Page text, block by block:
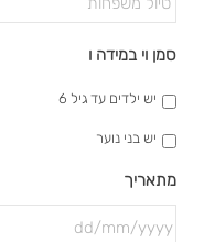
סמן וי במידה ו
יש ילדים עד גיל 6
יש בני נוער
מתאריך